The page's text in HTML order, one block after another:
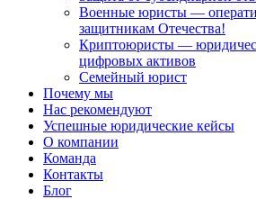
Военные юристы —
защитникам Отечества!
Криптоюристы —
цифровых активов
Семейный юрист
Почему мы
Нас рекомендуют
Успешные юридические кейсы
О компании
Команда
Контакты
Блог